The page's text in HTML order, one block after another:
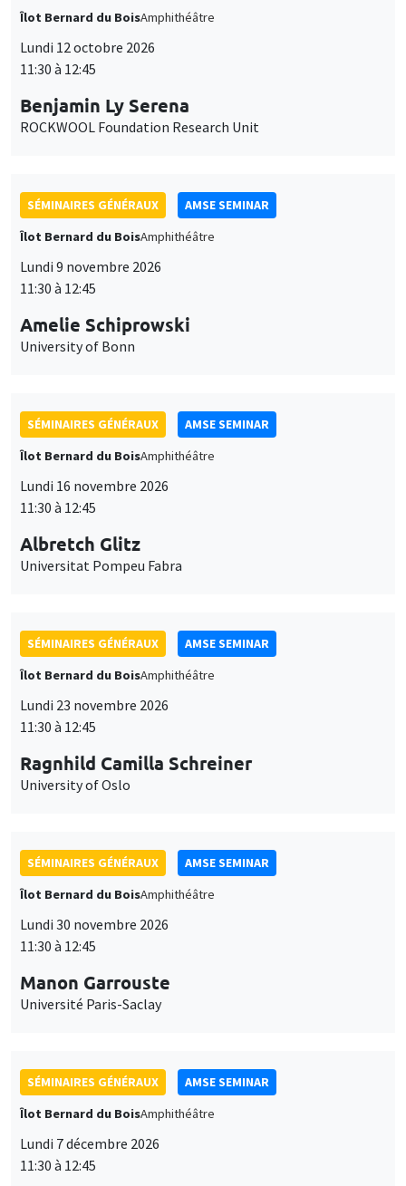
Îlot Bernard du BoisAmphithéâtre
Lundi 12 octobre 2026
11:30 à 12:45
Benjamin Ly Serena
ROCKWOOL Foundation Research Unit
SÉMINAIRES GÉNÉRAUX
AMSE SEMINAR
Îlot Bernard du BoisAmphithéâtre
Lundi 9 novembre 2026
11:30 à 12:45
Amelie Schiprowski
University of Bonn
SÉMINAIRES GÉNÉRAUX
AMSE SEMINAR
Îlot Bernard du BoisAmphithéâtre
Lundi 16 novembre 2026
11:30 à 12:45
Albretch Glitz
Universitat Pompeu Fabra
SÉMINAIRES GÉNÉRAUX
AMSE SEMINAR
Îlot Bernard du BoisAmphithéâtre
Lundi 23 novembre 2026
11:30 à 12:45
Ragnhild Camilla Schreiner
University of Oslo
SÉMINAIRES GÉNÉRAUX
AMSE SEMINAR
Îlot Bernard du BoisAmphithéâtre
Lundi 30 novembre 2026
11:30 à 12:45
Manon Garrouste
Université Paris-Saclay
SÉMINAIRES GÉNÉRAUX
AMSE SEMINAR
Îlot Bernard du BoisAmphithéâtre
Lundi 7 décembre 2026
11:30 à 12:45